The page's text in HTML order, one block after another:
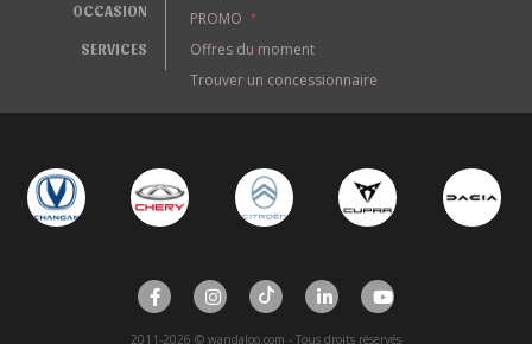
OCCASION
SERVICES
PROMO
*
Offres du moment
Trouver un concessionnaire
2011-2026 © wandaloo.com - Tous droits réservés